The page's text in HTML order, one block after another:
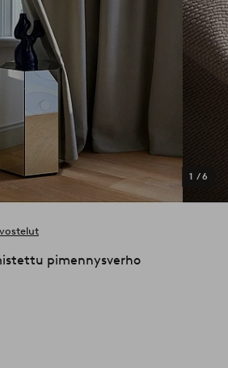
1 /6
pimennysverho